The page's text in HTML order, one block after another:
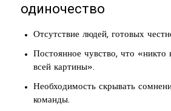
одиночество
Отсутствие людей, готовых
Постоянное чувство, что «никто
всей картины».
Необходимость скрывать
команды.